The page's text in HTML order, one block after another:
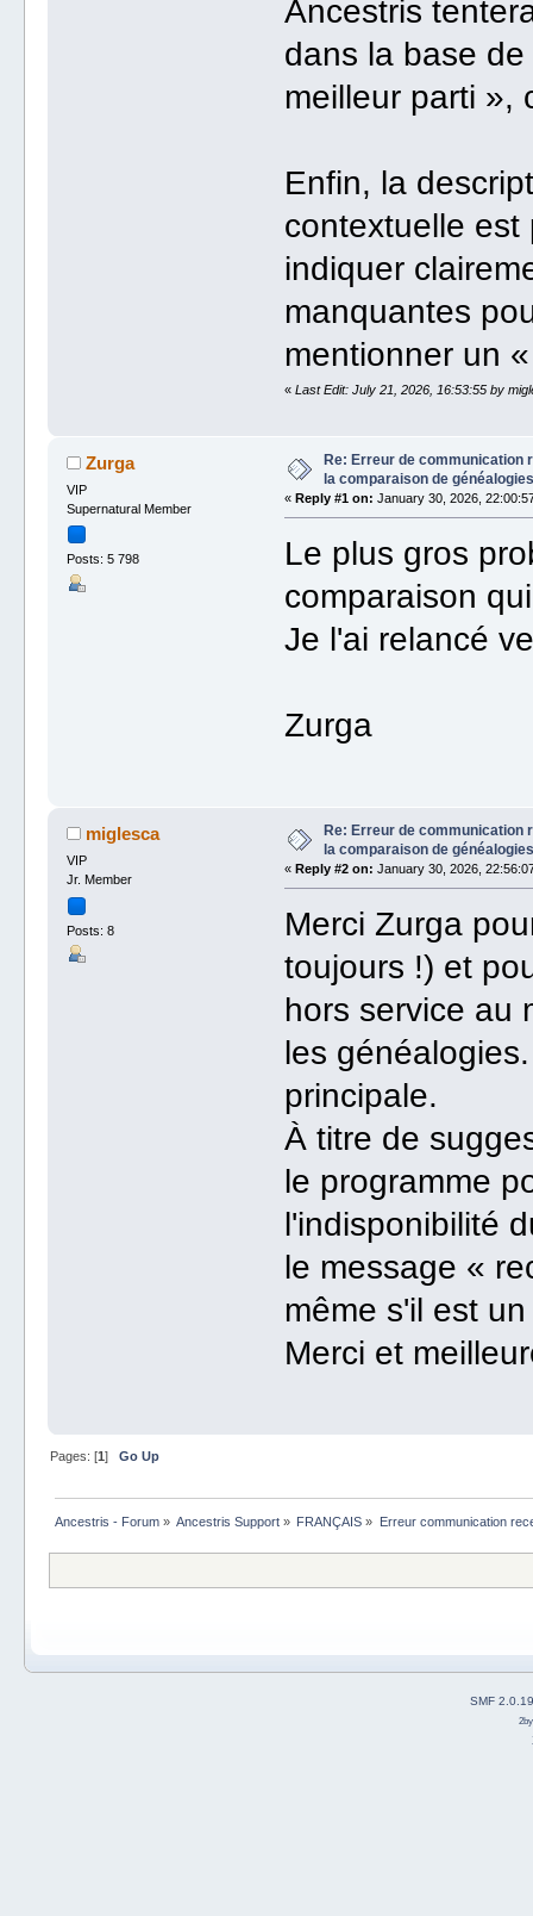
Ancestris
dans la base
meilleur parti »,
Enfin, la
contextuelle est
indiquer
manquantes
mentionner un
«Last Edit: July 21, 2026, 16:53:55 by
Zurga
VIP
Supernatural Member
Posts: 5 798
Re: Erreur de communication
la comparaison de généalogies
«Reply #1 on: January 30, 2026,
Le plus gros
comparaison
Je l'ai relancé
Zurga
miglesca
VIP
Jr. Member
Posts: 8
Re: Erreur de communication
la comparaison de généalogies
« Reply #2 on: January 30, 2026,
Merci Zurga
toujours !) et
hors service au
les
principale.
À titre de
le programme
l'indisponibilité
le message «
même s'il est
Merci et
Pages: [1 ] Go Up
Ancestris - Forum» Ancestris Support » FRANÇAIS » Erreur communication
SMF 2.0.19